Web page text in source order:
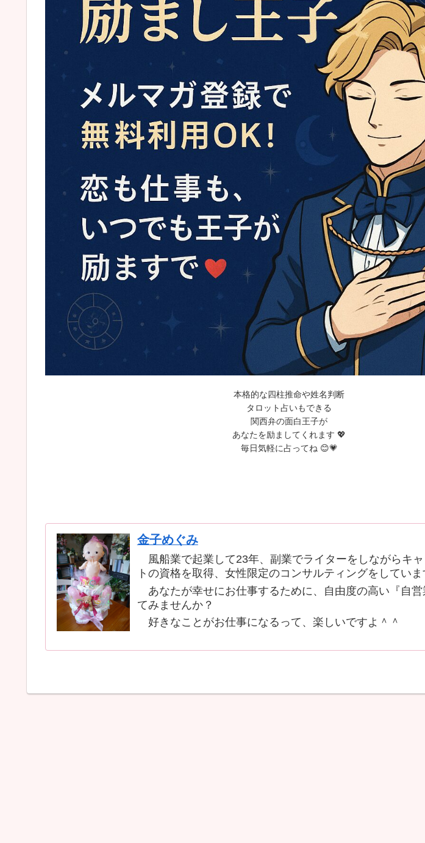
本格的な四柱推命や姓名判断
タロット占いもできる
関西弁の面白王子が
あなたを励ましてくれます 💖
毎日気軽に占ってね 😊💗
金子めぐみ
風船業で起業して23年、副業でライターをしながらキ
トの資格を取得、女性限定のコンサルティングをしていま
あなたが幸せにお仕事するために、自由度の高い『自
てみませんか？
好きなことがお仕事になるって、楽しいですよ＾＾